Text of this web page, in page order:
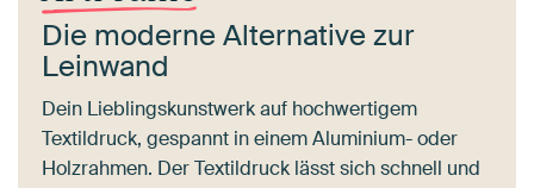
Die moderne Alternative zur
Leinwand
Dein Lieblingskunstwerk auf hochwertigem
Textildruck, gespannt in einem Aluminium- oder
Holzrahmen. Der Textildruck lässt sich schnell und